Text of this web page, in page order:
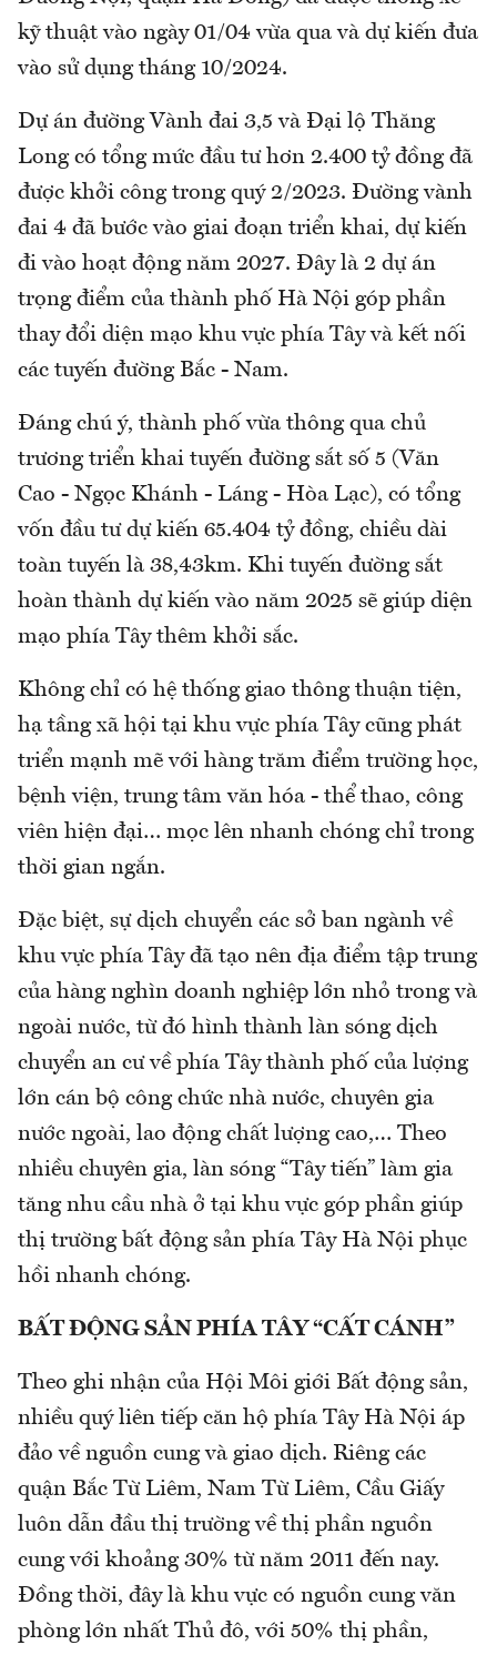
kỹ thuật vào ngày 01/04 vừa qua và dự kiến đưa
vào sử dụng tháng 10/2024.
Dự án đường Vành đai 3,5 và Đại lộ Thăng
Long có tổng mức đầu tư hơn 2.400 tỷ đồng đã
được khởi công trong quý 2/2023. Đường vành
đai 4 đã bước vào giai đoạn triển khai, dự kiến
đi vào hoạt động năm 2027. Đây là 2 dự án
trọng điểm của thành phố Hà Nội góp phần
thay đổi diện mạo khu vực phía Tây và kết nối
các tuyến đường Bắc - Nam.
Đáng chú ý, thành phố vừa thông qua chủ
trương triển khai tuyến đường sắt số 5 (Văn
Cao - Ngọc Khánh - Láng - Hòa Lạc), có tổng
vốn đầu tư dự kiến 65.404 tỷ đồng, chiều dài
toàn tuyến là 38,43km. Khi tuyến đường sắt
hoàn thành dự kiến vào năm 2025 sẽ giúp diện
mạo phía Tây thêm khởi sắc.
Không chỉ có hệ thống giao thông thuận tiện,
hạ tầng xã hội tại khu vực phía Tây cũng phát
triển mạnh mẽ với hàng trăm điểm trường học,
bệnh viện, trung tâm văn hóa - thể thao, công
viên hiện đại… mọc lên nhanh chóng chỉ trong
thời gian ngắn.
Đặc biệt, sự dịch chuyển các sở ban ngành về
khu vực phía Tây đã tạo nên địa điểm tập trung
của hàng nghìn doanh nghiệp lớn nhỏ trong và
ngoài nước, từ đó hình thành làn sóng dịch
chuyển an cư về phía Tây thành phố của lượng
lớn cán bộ công chức nhà nước, chuyên gia
nước ngoài, lao động chất lượng cao,… Theo
nhiều chuyên gia, làn sóng “Tây tiến” làm gia
tăng nhu cầu nhà ở tại khu vực góp phần giúp
thị trường bất động sản phía Tây Hà Nội phục
hồi nhanh chóng.
BẤT ĐỘNG SẢN PHÍA TÂY “CẤT CÁNH”
Theo ghi nhận của Hội Môi giới Bất động sản,
nhiều quý liên tiếp căn hộ phía Tây Hà Nội áp
đảo về nguồn cung và giao dịch. Riêng các
quận Bắc Từ Liêm, Nam Từ Liêm, Cầu Giấy
luôn dẫn đầu thị trường về thị phần nguồn
cung với khoảng 30% từ năm 2011 đến nay.
Đồng thời, đây là khu vực có nguồn cung văn
phòng lớn nhất Thủ đô, với 50% thị phần,